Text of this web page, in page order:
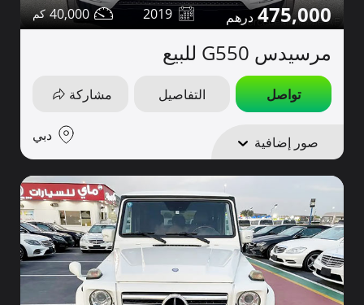
475,000
2019
40,000
مرسيدس G550 للبيع
تواصل التفاصيل مشاركة
صور إضافية دبي